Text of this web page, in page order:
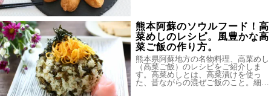
熊本阿蘇のソウルフード！高
菜めしのレシピ。風豊かな高
菜ご飯の作り方。
熊本県阿蘇地方の名物料理、高菜めし
（高菜ご飯）のレシピをご紹介しま
す。高菜めしとは、高菜漬けを使っ
た、昔ながらの混ぜご飯のこと。細…